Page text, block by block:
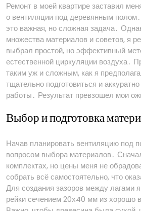
Ремонт в моей квартире заставил
о вентиляции под деревянным
это важная, но сложная задача․
множества материалов и советов, я
выбрал простой, но эффективный
естественной циркуляции воздуха․
таким уж и сложным, как я
тщательно подготовиться и
работы․ Результат превзошел мои
Выбор и подготовка
Начав планировать вентиляцию под
вопросом выбора материалов․
комплектах, но цены меня не
собрать всё самостоятельно, что
Для создания зазоров между лагами
рейки сечением 20х40 мм из хорошо